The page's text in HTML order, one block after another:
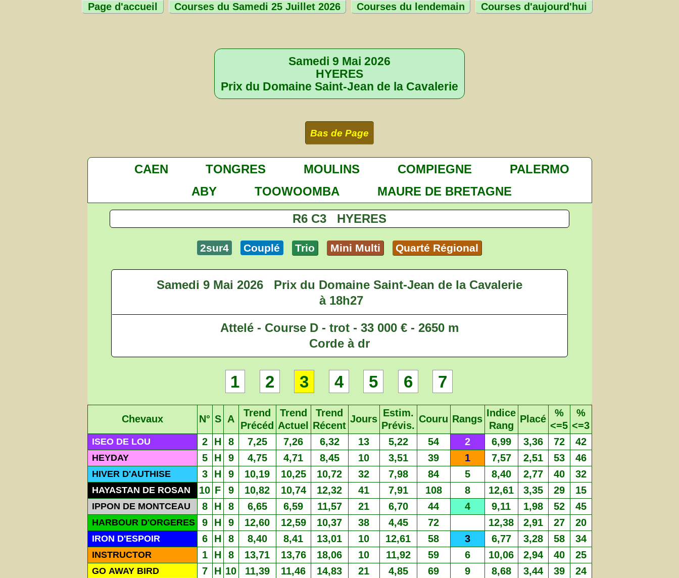
Page d'accueil Courses du Samedi 25 Juillet 2026 Courses du lendemain Courses d'aujourd'hui
Samedi 9 Mai 2026
HYERES
Prix du Domaine Saint-Jean de la Cavalerie
Bas de Page
CAEN TONGRES MOULINS COMPIEGNE
PALERMO
ABY
TOOWOOMBA MAURE DE BRETAGNE
R6 C3 HYERES
2sur4 Couplé Trio Mini Multi Quarté Régional
Samedi 9 Mai 2026
Prix du Domaine Saint-Jean de la Cavalerie
à 18h27
Attelé - Course D - trot - 33 000 € - 2650 m
Corde à dr
1 2 3 4 5 6 7
Chevaux N° S A
Trend
Précéd
Trend
Actuel
Trend
Récent
Jours
Estim.
Prévis.
Couru Rangs
Indice
Rang
Placé
%
<=5
%
<=3
ISEO DE LOU 2 H 8 7,25 7,26 6,32 13 5,22 54 2 6,99 3,36 72 42
HEYDAY 5 H 9 4,75 4,71 8,45 10 3,51 39 1 7,57 2,51 53 46
HIVER D'AUTHISE 3 H 9 10,19 10,25 10,72 32 7,98 84 5 8,40 2,77 40 32
HAYASTAN DE ROSAN 10 F 9 10,82 10,74 12,32 41 7,91 108 8 12,61 3,35 29 15
IPPON DE MONTCEAU 8 H 8 6,65 6,59 11,57 21 6,70 44 4 9,11 1,98 52 45
HARBOUR D'ORGERES 9 H 9 12,60 12,59 10,37 38 4,45 72 12,38 2,91 27 20
IRON D'ESPOIR 6 H 8 8,40 8,41 13,01 10 12,61 58 3 6,77 3,28 58 34
INSTRUCTOR 1 H 8 13,71 13,76 18,06 10 11,92 59 6 10,06 2,94 40 25
GO AWAY BIRD 7 H 10 11,39 11,46 14,83 21 4,85 69 9 8,68 3,44 39 24